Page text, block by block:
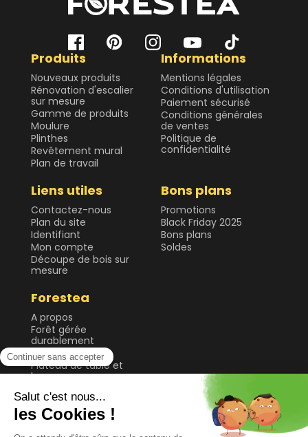
Produits
Nouveaux produits
Rénovation d'escalier
sur mesure
Gamme de produits
Moulure
Plinthes
Revêtement mural
Plan de travail
Informations
Mentions légales
Conditions d'utilisation
Paiement sécurisé
Conditions générales
de ventes
Politique de
confidentialité
Liens utiles
Contactez-nous
Plan du site
Identifiant
Mon compte
Découpe de bois sur
mesure
Bons plans
Promotions
Black Friday 2025
Bons plans
Soldes
Forestea
A propos
Forêt gérée
durablement
Guide & Conseils
Plateau de table et
bureau
Tablette et étagère
Tasseau, planche et
lame